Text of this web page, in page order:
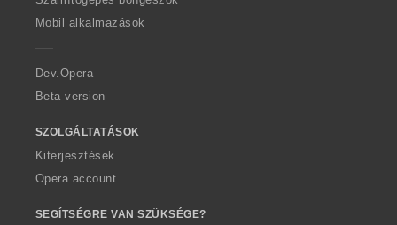
p
a
Mobil alkalmazások
Dev.Opera
Beta version
SZOLGÁLTATÁSOK
Kiterjesztések
Opera account
SEGÍTSÉGRE VAN SZÜKSÉGE?